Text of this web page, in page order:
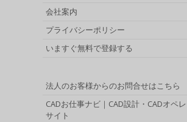
会社案内
プライバシーポリシー
いますぐ無料で登録する
法人のお客様からのお問合せはこちら
CADお仕事ナビ｜CAD設計・CADオペ
サイト